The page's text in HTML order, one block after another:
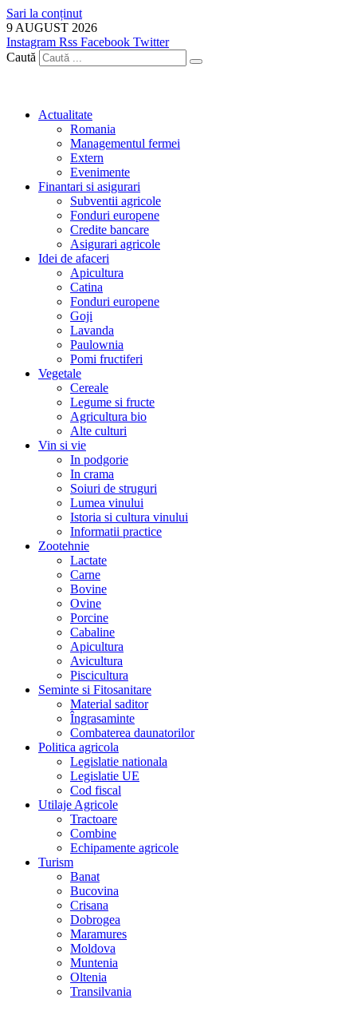
Sari la conținut
9 AUGUST 2026
Instagram Rss Facebook Twitter
Caută
Actualitate
Romania
Managementul fermei
Extern
Evenimente
Finantari si asigurari
Subventii agricole
Fonduri europene
Credite bancare
Asigurari agricole
Idei de afaceri
Apicultura
Catina
Fonduri europene
Goji
Lavanda
Paulownia
Pomi fructiferi
Vegetale
Cereale
Legume si fructe
Agricultura bio
Alte culturi
Vin si vie
In podgorie
In crama
Soiuri de struguri
Lumea vinului
Istoria si cultura vinului
Informatii practice
Zootehnie
Lactate
Carne
Bovine
Ovine
Porcine
Cabaline
Apicultura
Avicultura
Piscicultura
Seminte si Fitosanitare
Material saditor
Îngrasaminte
Combaterea daunatorilor
Politica agricola
Legislatie nationala
Legislatie UE
Cod fiscal
Utilaje Agricole
Tractoare
Combine
Echipamente agricole
Turism
Banat
Bucovina
Crisana
Dobrogea
Maramures
Moldova
Muntenia
Oltenia
Transilvania